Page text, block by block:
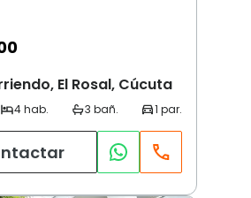
El Rosal, Cúcuta